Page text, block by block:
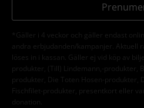
*Gäller i 4 veckor och gäller endast
andra erbjudanden/kampanjer. Aktuell
löses in i kassan. Gäller ej vid köp av
produkter, (Till) Lindemann,-produkter,
produkter, Die Toten Hosen-produkter,
Fischfilet-produkter, presentkort eller
donation.